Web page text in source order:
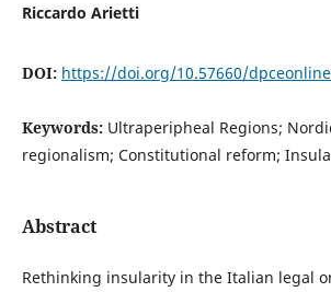
Riccardo Arietti
DOI: https://doi.org/10.57660/
Keywords: Ultraperipheal Regions;
regionalism; Constitutional reform;
Abstract
Rethinking insularity in the Italian legal